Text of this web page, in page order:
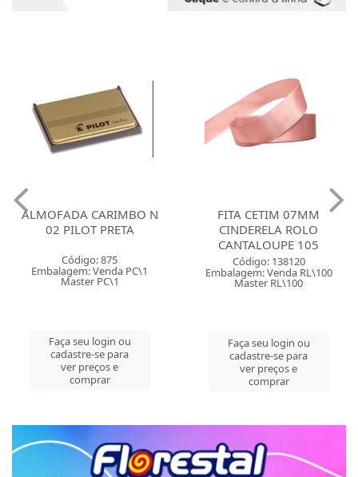
ALMOFADA CARIMBO N
02 PILOT PRETA
Código: 875
Embalagem: Venda PC\1
Master PC\1
Faça seu login ou
cadastre-se para
ver preços e
comprar
FITA CETIM 07MM
CINDERELA ROLO
CANTALOUPE 105
Código: 138120
Embalagem: Venda RL\100
Master RL\100
Faça seu login ou
cadastre-se para
ver preços e
comprar